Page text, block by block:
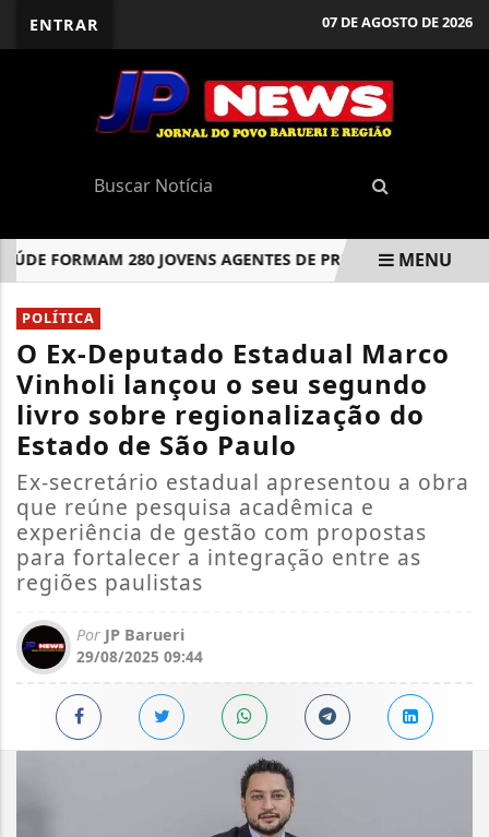
ENTRAR 07 DE AGOSTO DE 2026
FORMAM 280 JOVENS AGENTES DE PREVENÇÃO EM BARUERI
EM ALTA
MENU
POLÍTICA
O Ex-Deputado Estadual Marco
Vinholi lançou o seu segundo
livro sobre regionalização do
Estado de São Paulo
Ex-secretário estadual apresentou a obra
que reúne pesquisa acadêmica e
experiência de gestão com propostas
para fortalecer a integração entre as
regiões paulistas
Por JP Barueri
29/08/2025 09:44